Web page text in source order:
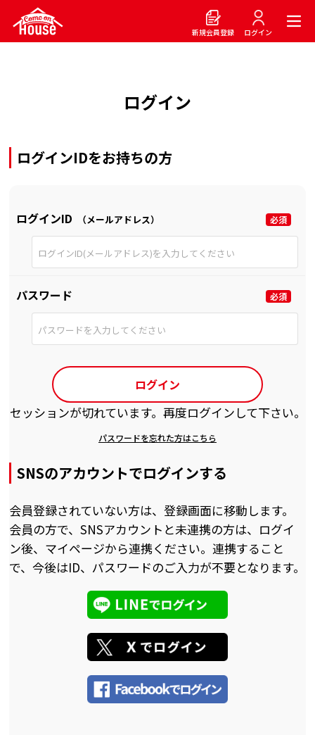
新規会員登録 ログイン
ログイン
ログインIDをお持ちの方
ログインID （メールアドレス）
パスワード
ログイン
セッションが切れています。再度ログインして下さい。
パスワードを忘れた方はこちら
SNSのアカウントでログインする
会員登録されていない方は、登録画面に移動します。
会員の方で、SNSアカウントと未連携の方は、ログイ
ン後、マイページから連携ください。連携すること
で、今後はID、パスワードのご入力が不要となります。